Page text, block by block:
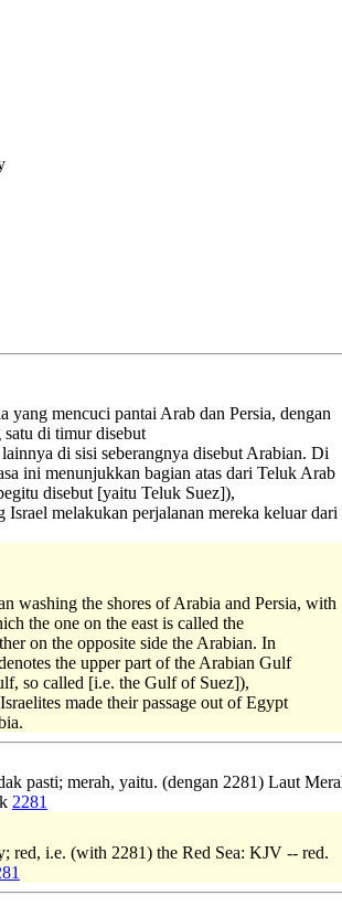
yang mencuci pantai Arab dan Persia, dengan
di timur disebut
di sisi seberangnya disebut Arabian. Di
ini menunjukkan bagian atas dari Teluk Arab
disebut [yaitu Teluk Suez]),
Israel melakukan perjalanan mereka keluar
washing the shores of Arabia and Persia, with
the one on the east is called the
on the opposite side the Arabian. In
the upper part of the Arabian Gulf
so called [i.e. the Gulf of Suez]),
made their passage out of Egypt
pasti; merah, yaitu. (dengan 2281) Laut
2281
red, i.e. (with 2281) the Red Sea: KJV -- red.